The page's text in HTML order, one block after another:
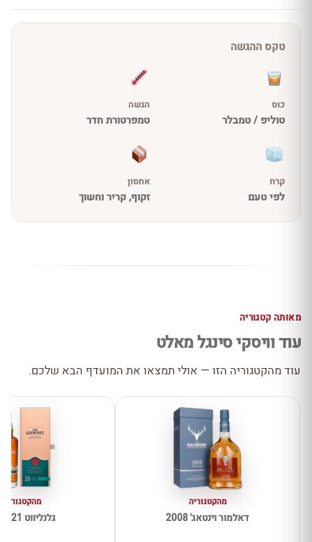
טקס ההגשה
כוס
טוליפ / טמבלר
הגשה
טמפרטורת חדר
קרח
לפי טעם
אחסון
זקוף, קריר וחשוך
מאותה קטגוריה
עוד וויסקי סינגל מאלט
עוד מהקטגוריה הזו — אולי תמצאו את המועדף הבא שלכם.
מהקטגוריה
דאלמור וינטאג' 2008
מהקטגוריה
גלנליווט 21 שנים